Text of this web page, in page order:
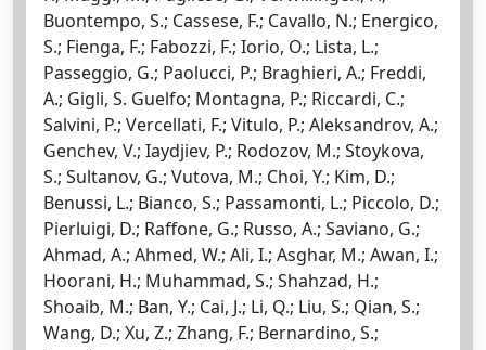
Buontempo, S.; Cassese, F.; Cavallo, N.; Energico,
S.; Fienga, F.; Fabozzi, F.; Iorio, O.; Lista, L.;
Passeggio, G.; Paolucci, P.; Braghieri, A.; Freddi,
A.; Gigli, S. Guelfo; Montagna, P.; Riccardi, C.;
Salvini, P.; Vercellati, F.; Vitulo, P.; Aleksandrov, A.;
Genchev, V.; Iaydjiev, P.; Rodozov, M.; Stoykova,
S.; Sultanov, G.; Vutova, M.; Choi, Y.; Kim, D.;
Benussi, L.; Bianco, S.; Passamonti, L.; Piccolo, D.;
Pierluigi, D.; Raffone, G.; Russo, A.; Saviano, G.;
Ahmad, A.; Ahmed, W.; Ali, I.; Asghar, M.; Awan, I.;
Hoorani, H.; Muhammad, S.; Shahzad, H.;
Shoaib, M.; Ban, Y.; Cai, J.; Li, Q.; Liu, S.; Qian, S.;
Wang, D.; Xu, Z.; Zhang, F.; Bernardino, S.;